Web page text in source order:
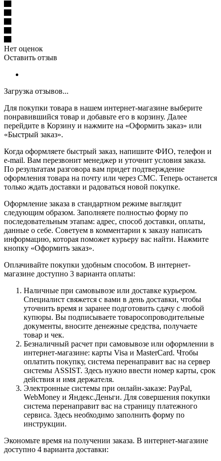
Нет оценок
Оставить отзыв
Загрузка отзывов...
Для покупки товара в нашем интернет-магазине выберите
понравившийся товар и добавьте его в корзину. Далее
перейдите в Корзину и нажмите на «Оформить заказ» или
«Быстрый заказ».
Когда оформляете быстрый заказ, напишите ФИО, телефон и
e-mail. Вам перезвонит менеджер и уточнит условия заказа.
По результатам разговора вам придет подтверждение
оформления товара на почту или через СМС. Теперь останется
только ждать доставки и радоваться новой покупке.
Оформление заказа в стандартном режиме выглядит
следующим образом. Заполняете полностью форму по
последовательным этапам: адрес, способ доставки, оплаты,
данные о себе. Советуем в комментарии к заказу написать
информацию, которая поможет курьеру вас найти. Нажмите
кнопку «Оформить заказ».
Оплачивайте покупки удобным способом. В интернет-
магазине доступно 3 варианта оплаты:
Наличные при самовывозе или доставке курьером.
Специалист свяжется с вами в день доставки, чтобы
уточнить время и заранее подготовить сдачу с любой
купюры. Вы подписываете товаросопроводительные
документы, вносите денежные средства, получаете
товар и чек.
Безналичный расчет при самовывозе или оформлении в
интернет-магазине: карты Visa и MasterCard. Чтобы
оплатить покупку, система перенаправит вас на сервер
системы ASSIST. Здесь нужно ввести номер карты, срок
действия и имя держателя.
Электронные системы при онлайн-заказе: PayPal,
WebMoney и Яндекс.Деньги. Для совершения покупки
система перенаправит вас на страницу платежного
сервиса. Здесь необходимо заполнить форму по
инструкции.
Экономьте время на получении заказа. В интернет-магазине
доступно 4 варианта доставки: